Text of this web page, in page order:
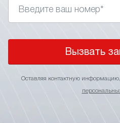
Вызвать
Оставляя контактную